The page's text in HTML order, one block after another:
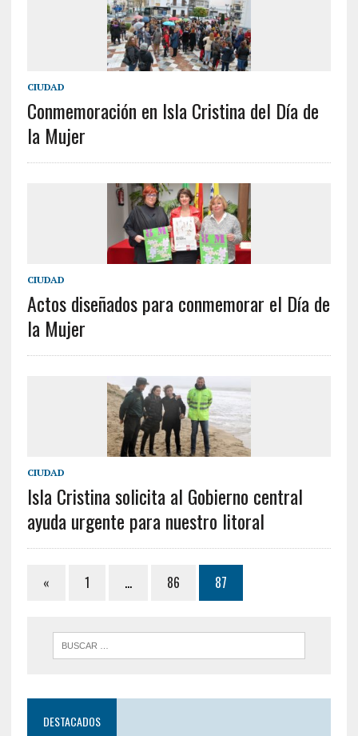
CIUDAD
Conmemoración en Isla Cristina del Día de
la Mujer
CIUDAD
Actos diseñados para conmemorar el Día de
la Mujer
CIUDAD
Isla Cristina solicita al Gobierno central
ayuda urgente para nuestro litoral
« 1 … 86 87
DESTACADOS